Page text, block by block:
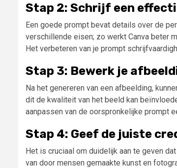
Stap 2: Schrijf een
Een goede prompt bevat details over de
verschillende eisen; zo werkt Canva beter
Het verbeteren van je prompt
Stap 3: Bewerk je
Na het genereren van een afbeelding,
dit de kwaliteit van het beeld kan
aanpassen van de oorspronkelijke prompt
Stap 4: Geef de juiste
Het is cruciaal om duidelijk aan te geven
van door mensen gemaakte kunst en